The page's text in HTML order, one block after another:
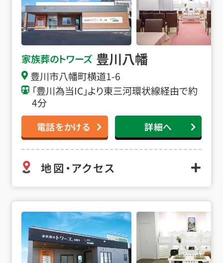
家族葬のトワーズ 豊川八幡
豊川市八幡町横道1-6
「豊川為当IC」より東三河環状線経由で約
4分
電話をかける 詳細へ
地図・アクセス
豊川小坂井の詳細へ